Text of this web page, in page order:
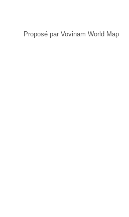
Proposé par Vovinam World Map